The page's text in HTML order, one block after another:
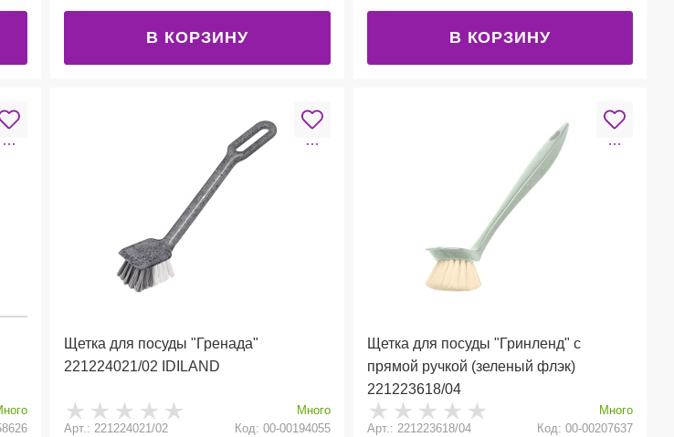
В КОРЗИНУ В КОРЗИНУ
Щетка для посуды "Гренада"
221224021/02 IDILAND
Много
Арт.: 221224021/02
Код: 00-00194055
Щетка для посуды "Гринленд" с
прямой ручкой (зеленый флэк)
221223618/04
Много
Арт.: 221223618/04
Код: 00-00207637